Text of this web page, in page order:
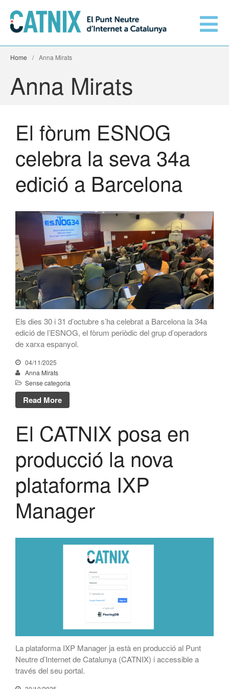
Connecta’t
Serveis
Xarxes connectades
Informació tècnica
El CATNIX
Orange amplia la seva
connexió al CATNIX
Guifi.net consolida la seva
connectivitat al CATNIX amb la
migració a Templus
Netcloudify es connecta al
CATNIX
Xerrada sobre l’evolució cap a
l’automatització de xarxes, del
juny 2026
abril 2026
febrer 2026
desembre 2025
juny 2025
maig 2025
febrer 2025
desembre 2024
novembre 2024
octubre 2024
Home / Anna Mirats
Anna Mirats
El fòrum ESNOG
celebra la seva 34a
edició a Barcelona
Els dies 30 i 31 d’octubre s’ha celebrat a Barcelona la 34a
edició de l’ESNOG, el fòrum periòdic del grup d’operadors
de xarxa espanyol.
04/11/2025
Anna Mirats
Sense categoria
Read More
El CATNIX posa en
producció la nova
plataforma IXP
Manager
La plataforma IXP Manager ja està en producció al Punt
Neutre d’Internet de Catalunya (CATNIX) i accessible a
través del seu portal.